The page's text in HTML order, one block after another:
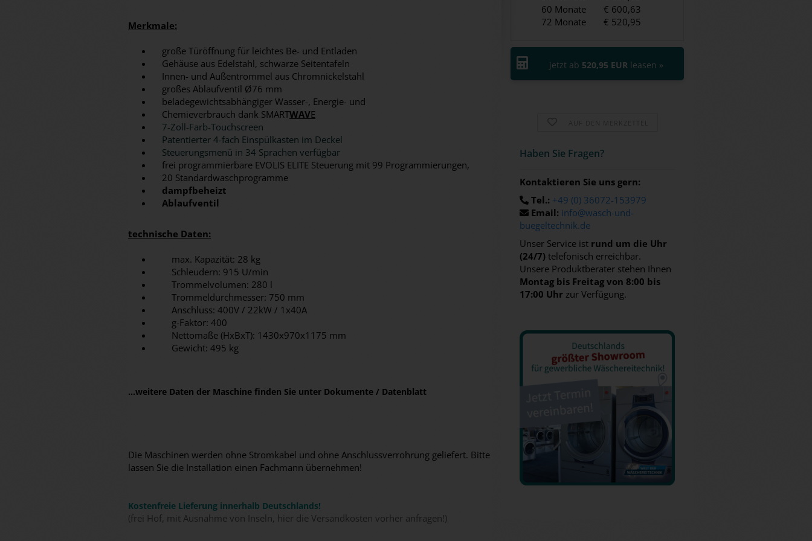
60 Monate
€ 600,63
72 Monate
€ 520,95
jetzt ab 520,95 EURleasen »
Haben Sie Fra­gen?
Kontaktieren Sie uns gern:
Tel.: +49 (0) 36072-153979
Email: info@wasch-und-
buegeltechnik.de
Unser Service ist rund um die Uhr
(24/7) telefonisch erreichbar.
Unsere Produktberater stehen Ihnen
Montag bis Freitag von 8:00 bis
17:00 Uhr zur Verfügung.
Merkmale:
große Türöffnung für leichtes Be- und Entladen
Gehäuse aus Edelstahl, schwarze Seitentafeln
Innen- und Außentrommel aus Chromnickelstahl
großes Ablaufventil Ø76 mm
beladegewichtsabhängiger Wasser-, Energie- und
Chemieverbrauch dank SMARTWAVE
7-Zoll-Farb-Touchscreen
Patentierter 4-fach Einspülkasten im Deckel
Steuerungsmenü in 34 Sprachen verfügbar
frei programmierbare EVOLIS ELITE Steuerung mit 99 Programmierungen,
20 Standardwaschprogramme
dampfbeheizt
Ablaufventil
technische Daten:
max. Kapazität: 28 kg
Schleudern: 915 U/min
Trommelvolumen: 280 l
Trommeldurchmesser: 750 mm
Anschluss: 400V / 22kW / 1x40A
g-Faktor: 400
Nettomaße (HxBxT): 1430x970x1175 mm
Gewicht: 495 kg
...weitere Daten der Maschine finden Sie unter Dokumente / Datenblatt
Die Maschinen werden ohne Stromkabel und ohne Anschlussverrohrung geliefert. Bitte
lassen Sie die Installation einen Fachmann übernehmen!
Kostenfreie Lieferung innerhalb Deutschlands!
(frei Hof, mit Ausnahme von Inseln, hier die Versandkosten vorher anfragen!)